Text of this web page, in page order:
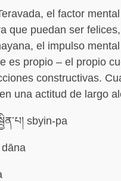
el factor
que puedan ser
el impulso
es propio – el propio
constructivas.
una actitud de largo
sbyin-pa
dāna